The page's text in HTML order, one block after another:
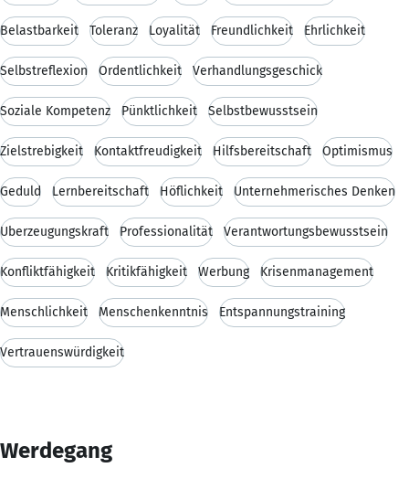
Belastbarkeit Toleranz Loyalität Freundlichkeit Ehrlichkeit
Selbstreflexion Ordentlichkeit Verhandlungsgeschick
Soziale Kompetenz Pünktlichkeit Selbstbewusstsein
Zielstrebigkeit Kontaktfreudigkeit Hilfsbereitschaft Optimismus
Geduld Lernbereitschaft Höflichkeit Unternehmerisches Denken
Überzeugungskraft Professionalität Verantwortungsbewusstsein
Konfliktfähigkeit Kritikfähigkeit Werbung Krisenmanagement
Menschlichkeit Menschenkenntnis Entspannungstraining
Vertrauenswürdigkeit
Werdegang